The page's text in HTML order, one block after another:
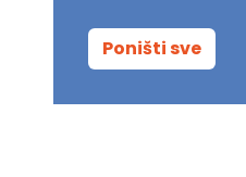
Poništi sve